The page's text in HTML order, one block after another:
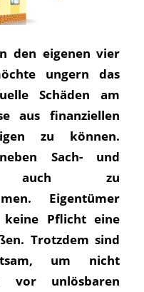
den eigenen vier
ungern das
Schäden am
aus finanziellen
zu können.
Sach- und
auch zu
Eigentümer
Pflicht eine
Trotzdem sind
um nicht
vor unlösbaren